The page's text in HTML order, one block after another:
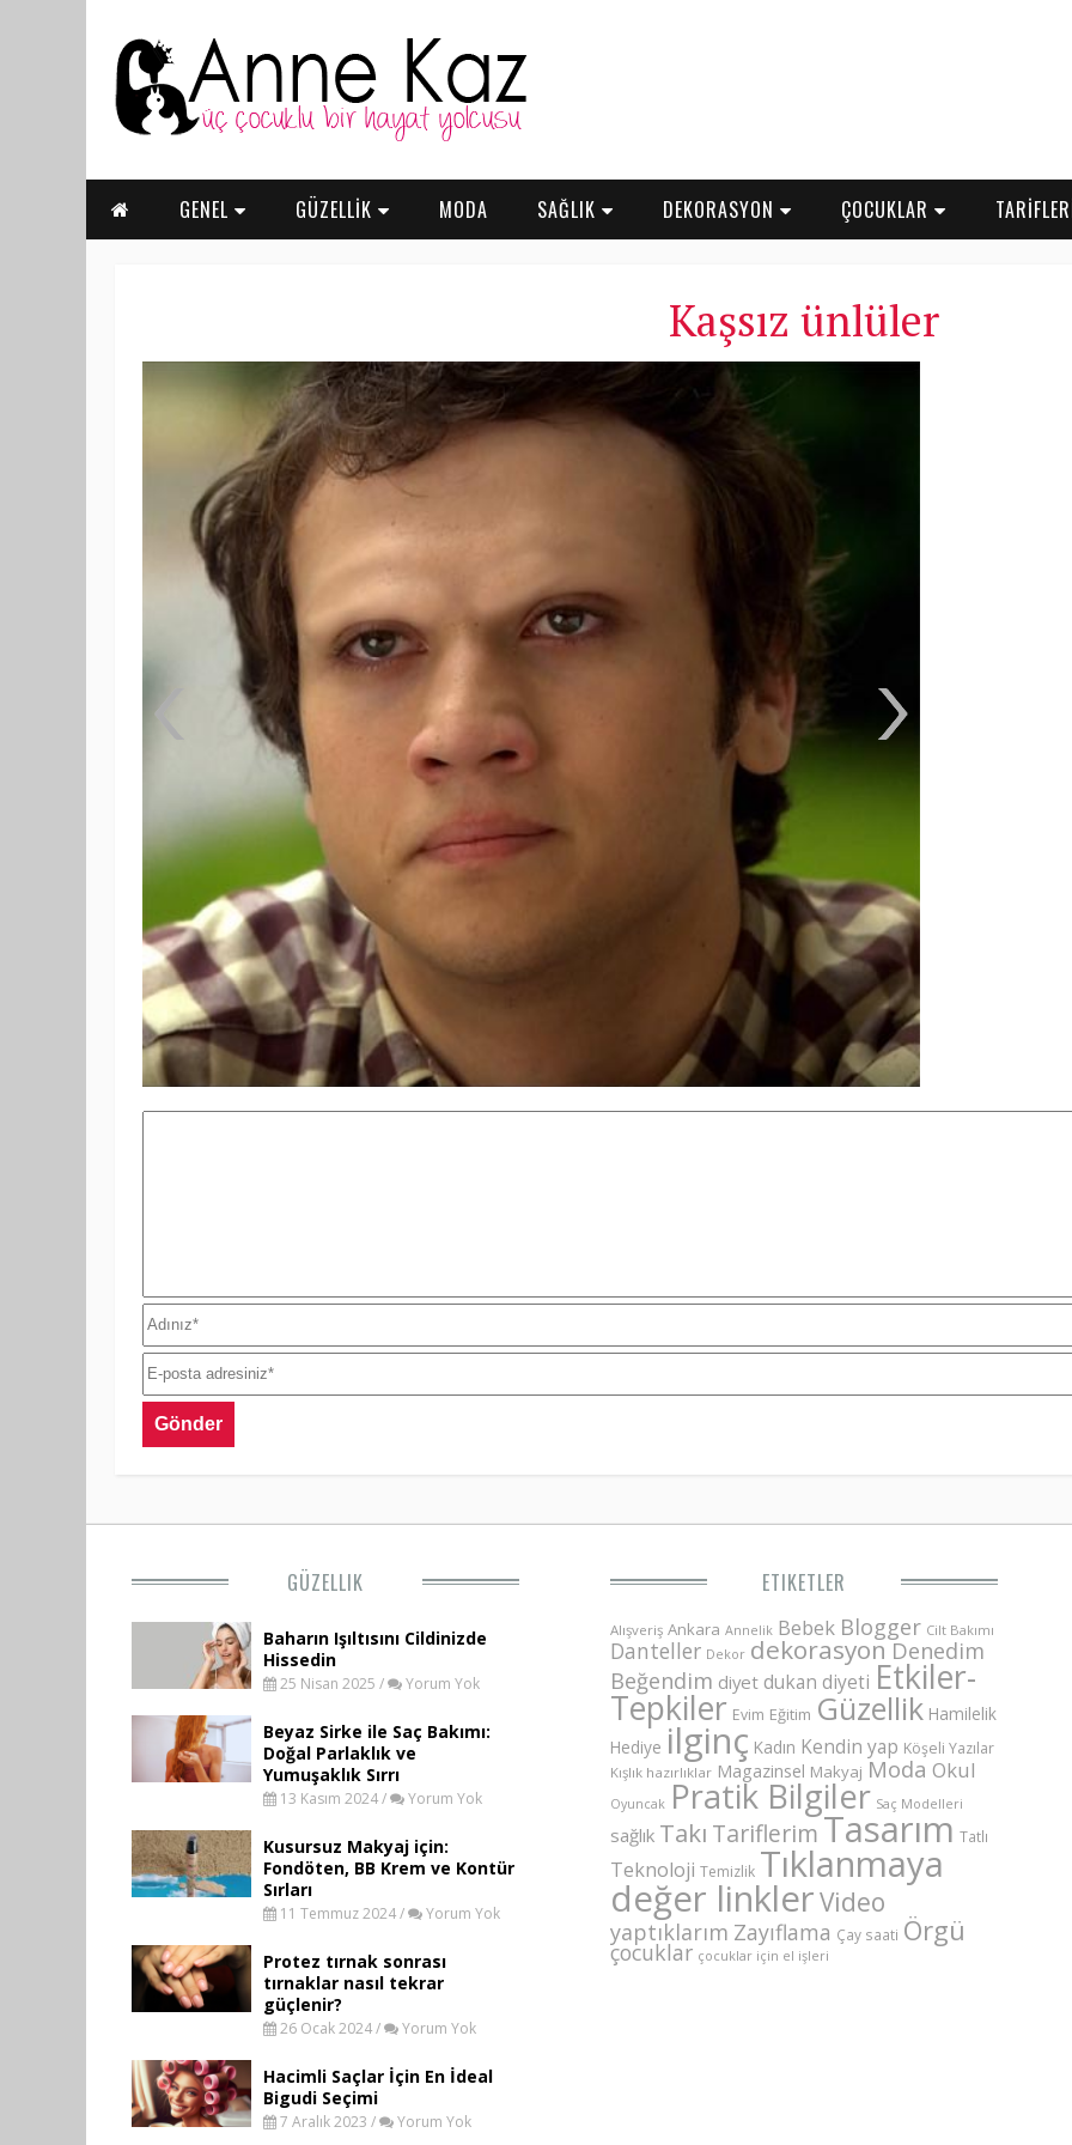
GENEL GÜZELLİK MODA SAĞLIK DEKORASYON ÇOCUKLAR
Kaşsız ünlüler
GÜZELLIK
Baharın Işıltısını Cildinizde
Hissedin
25 Nisan 2025 / Yorum Yok
Beyaz Sirke ile Saç Bakımı:
Doğal Parlaklık ve
Yumuşaklık Sırrı
13 Kasım 2024 / Yorum Yok
Kusursuz Makyaj için:
Fondöten, BB Krem ve Kontür
Sırları
11 Temmuz 2024 / Yorum Yok
Protez tırnak sonrası
tırnaklar nasıl tekrar
güçlenir?
26 Ocak 2024 / Yorum Yok
Hacimli Saçlar İçin En İdeal
Bigudi Seçimi
7 Aralık 2023 / Yorum Yok
ETIKETLER
Alışveriş Ankara Annelik Bebek Blogger Cilt Bakımı
Danteller Dekor dekorasyon Denedim
Beğendim diyet dukan diyeti Etkiler-
Tepkiler Evim Eğitim Güzellik Hamilelik
Hediye ilginç Kadın Kendin yap Köşeli Yazılar
Kışlık hazırlıklar Magazinsel Makyaj Moda Okul
Oyuncak Pratik Bilgiler Saç Modelleri
sağlık Takı Tariflerim Tasarım Tatlı
Teknoloji Temizlik Tıklanmaya
değer linklerVideo
yaptıklarım Zayıflama Çay saati Örgü
çocuklar çocuklar için el işleri